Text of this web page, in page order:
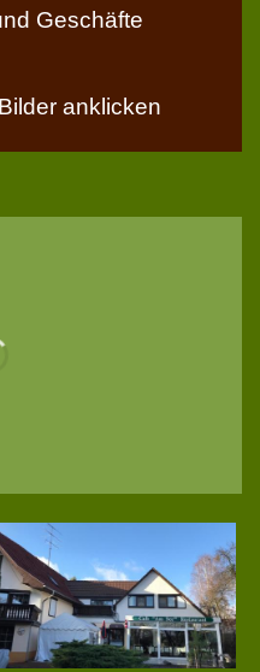
Geschäfte
anklicken